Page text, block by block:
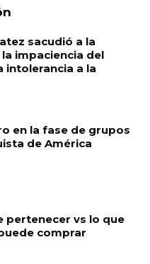
sacudió a la
impaciencia del
intolerancia a la
en la fase de grupos
de América
pertenecer vs lo que
comprar